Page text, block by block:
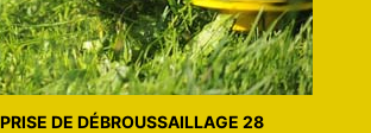
DE DÉBROUSSAILLAGE 28